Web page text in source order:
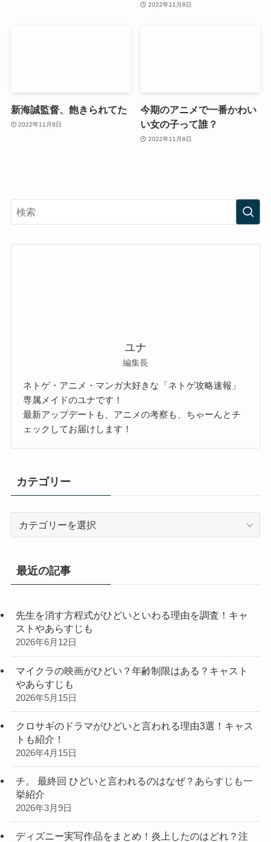
2022年11月8日
新海誠監督、飽きられてた
2022年11月8日
今期のアニメで一番かわい
い女の子って誰？
2022年11月8日
ユナ
編集長
ネトゲ・アニメ・マンガ大好きな「ネトゲ攻略速報」
専属メイドのユナです！
最新アップデートも、アニメの考察も、ちゃーんとチ
ェックしてお届けします！
カテゴリー
リ
最近の記事
先生を消す方程式がひどいといわる理由を調査！キャ
ストやあらすじも
2026年6月12日
マイクラの映画がひどい？年齢制限はある？キャスト
やあらすじも
2026年5月15日
クロサギのドラマがひどいと言われる理由3選！キャス
トも紹介！
2026年4月15日
チ。 最終回 ひどいと言われるのはなぜ？あらすじも一
挙紹介
2026年3月9日
ディズニー実写作品をまとめ！炎上したのはどれ？注